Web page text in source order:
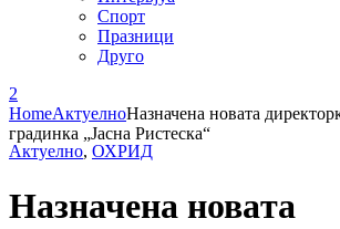
Спорт
Празници
Друго
HomeАктуелноНазначена новaта
градинка „Јасна Ристеска“
Актуелно, ОХРИД
Назначена новaта